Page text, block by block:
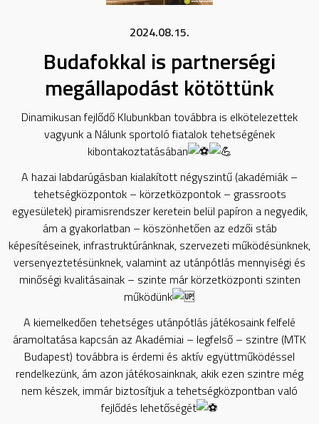
2024.08.15.
Budafokkal is partnerségi
megállapodást kötöttünk
Dinamikusan fejlődő Klubunkban továbbra is elkötelezettek
vagyunk a Nálunk sportoló fiatalok tehetségének
kibontakoztatásában
A hazai labdarúgásban kialakított négyszintű (akadémiák –
tehetségközpontok – körzetközpontok – grassroots
egyesületek) piramisrendszer keretein belül papíron a negyedik,
ám a gyakorlatban – köszönhetően az edzői stáb
képesítéseinek, infrastruktúránknak, szervezeti működésünknek,
versenyeztetésünknek, valamint az utánpótlás mennyiségi és
minőségi kvalitásainak – szinte már körzetközponti szinten
működünk
A kiemelkedően tehetséges utánpótlás játékosaink felfelé
áramoltatása kapcsán az Akadémiai – legfelső – szintre (MTK
Budapest) továbbra is érdemi és aktív együttműködéssel
rendelkezünk, ám azon játékosainknak, akik ezen szintre még
nem készek, immár biztosítjuk a tehetségközpontban való
fejlődés lehetőségét